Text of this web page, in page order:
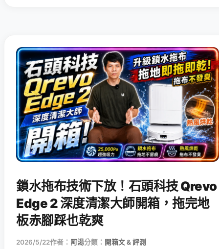
鎖水拖布技術下放！石頭科技 Qrevo
Edge 2 深度清潔大師開箱，拖完地
板赤腳踩也乾爽
2026/5/22作者： 阿湯分類： 開箱文 & 評測